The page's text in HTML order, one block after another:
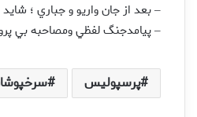
– بعد از جان واريو و جباري ؛
– پيامدجنگ لفظي ومصاحبه بي
پرسپولیس